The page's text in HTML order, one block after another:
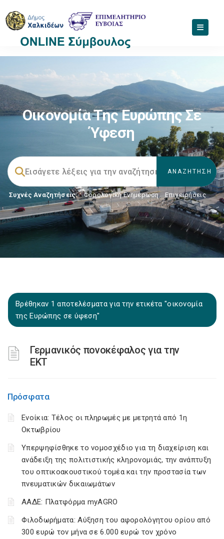
Οικονομία Της Ευρώπης Σε
Ύφεση
Συχνές Αναζητήσεις: Φορολογικη Ενημέρωση, Επιχειρήσεις
Βρέθηκαν 1 αποτελέσματα για την ετικέτα "οικονομία
της Ευρώπης σε ύφεση"
Γερμανικός πονοκέφαλος για την
ΕΚΤ
Πρόσφατα
Ενοίκια: Τέλος οι πληρωμές με μετρητά από 1η
Οκτωβρίου
Υπερψηφίσθηκε το νομοσχέδιο για τη διαχείριση και
ανάδειξη της πολιτιστικής κληρονομιάς, την ανάπτυξη
του οπτικοακουστικού τομέα και την προστασία των
πνευματικών δικαιωμάτων
ΑΑΔΕ: Πλατφόρμα myAGRO
Φιλοδωρήματα: Αύξηση του αφορολόγητου ορίου από
300 ευρώ τον μήνα σε 6.000 ευρώ τον χρόνο